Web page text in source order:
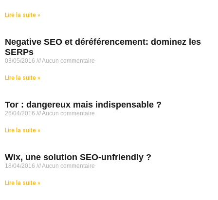
Lire la suite »
Negative SEO et déréférencement: dominez les
SERPs
03/05/2016 Aucun commentaire
Lire la suite »
Tor : dangereux mais indispensable ?
26/04/2016 Aucun commentaire
Lire la suite »
Wix, une solution SEO-unfriendly ?
18/04/2016 Aucun commentaire
Lire la suite »